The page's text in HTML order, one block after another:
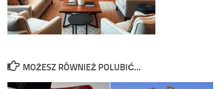
MOŻESZ RÓWNIEŻ POLUBIĆ…